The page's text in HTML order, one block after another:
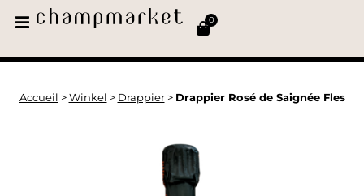
0
Accueil > Winkel > Drappier> Drappier Rosé de Saignée Fles